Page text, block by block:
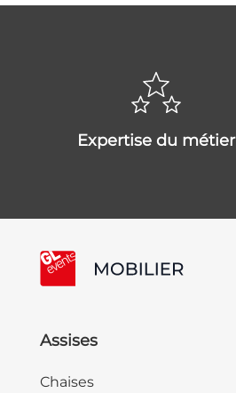
expertise du métier
Assises
Chaises